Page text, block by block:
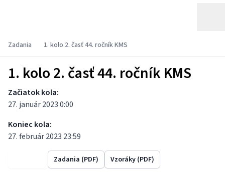
Zadania 1. kolo 2. časť 44. ročník KMS
1. kolo 2. časť 44. ročník KMS
Začiatok kola:
27. január 2023 0:00
Koniec kola:
27. február 2023 23:59
Zadania (PDF) Vzoráky (PDF)